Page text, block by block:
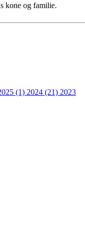
kone og familie.
(1) 2024 (21) 2023